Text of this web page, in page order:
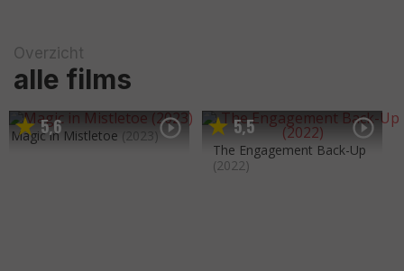
Overzicht
alle films
5,6
Magic in Mistletoe (2023) 5,5
The Engagement Back-Up
(2022)